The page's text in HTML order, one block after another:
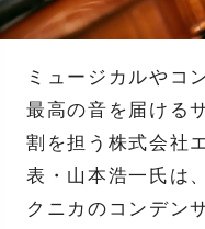
ミュージカルやコ
最高の音を届ける
割を担う株式会社
表・山本浩一氏は
クニカのコンデン